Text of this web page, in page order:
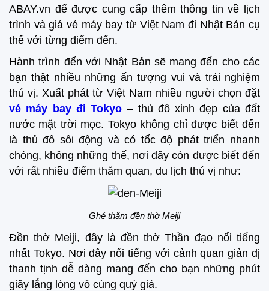
ABAY.vn để được cung cấp thêm thông tin về lịch
trình và giá vé máy bay từ Việt Nam đi Nhật Bản cụ
thể với từng điểm đến.
Hành trình đến với Nhật Bản sẽ mang đến cho các
bạn thật nhiều những ấn tượng vui và trải nghiệm
thú vị. Xuất phát từ Việt Nam nhiều người chọn đặt
vé máy bay đi Tokyo – thủ đô xinh đẹp của đất
nước mặt trời mọc. Tokyo không chỉ được biết đến
là thủ đô sôi động và có tốc độ phát triển nhanh
chóng, không những thế, nơi đây còn được biết đến
với rất nhiều điểm thăm quan, du lịch thú vị như:
Ghé thăm đền thờ Meiji
Đền thờ Meiji, đây là đền thờ Thần đạo nổi tiếng
nhất Tokyo. Nơi đây nổi tiếng với cảnh quan giản dị
thanh tịnh dễ dàng mang đến cho bạn những phút
giây lắng lòng vô cùng quý giá.